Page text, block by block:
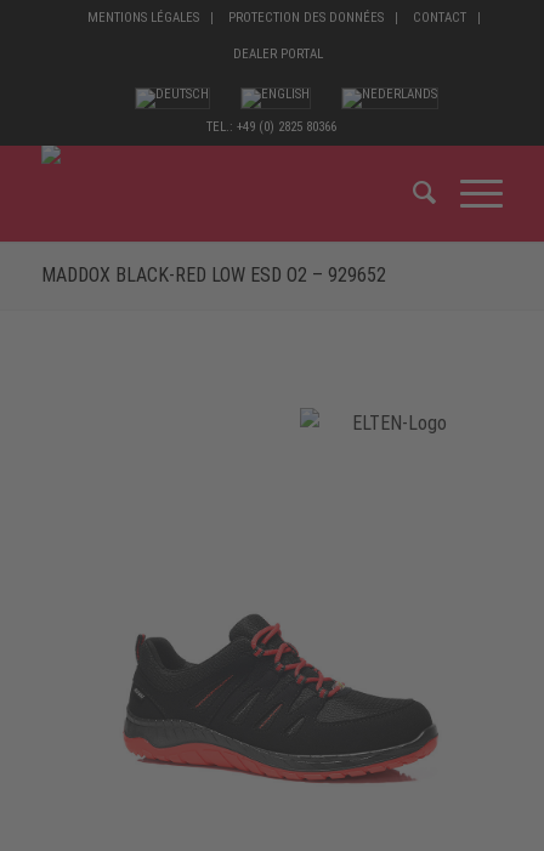
MENTIONS LÉGALES PROTECTION DES DONNÉES CONTACT
DEALER PORTAL
TEL.: +49 (0) 2825 80366
MADDOX BLACK-RED LOW ESD O2 – 929652